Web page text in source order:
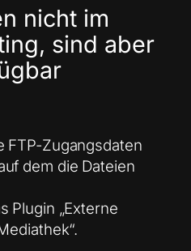
nicht im
sind aber
FTP-Zugangsdaten
dem die Dateien
Plugin „Externe